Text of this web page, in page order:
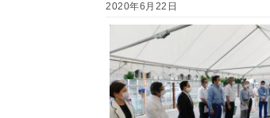
2020年6月22日